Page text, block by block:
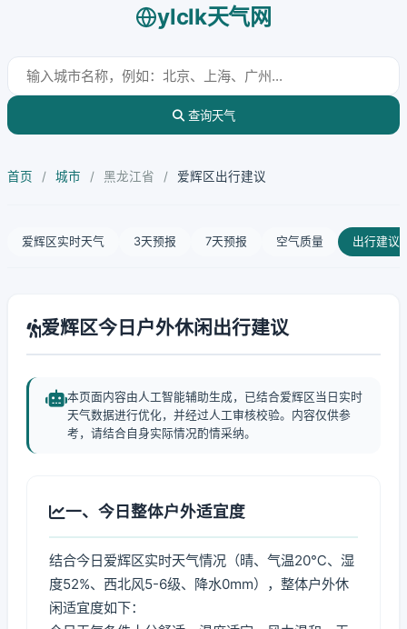
ylclk天气网
查询天气
首页 / 城市 / 黑龙江省 / 爱辉区出行建议
爱辉区实时天气 3天预报 7天预报 空气质量 出行建议
爱辉区今日户外休闲出行建议
本页面内容由人工智能辅助生成，已结合爱辉区当日实时
天气数据进行优化，并经过人工审核校验。内容仅供参
考，请结合自身实际情况酌情采纳。
一、今日整体户外适宜度
结合今日爱辉区实时天气情况（晴、气温20℃、湿
度52%、西北风5-6级、降水0mm），整体户外休
闲适宜度如下：